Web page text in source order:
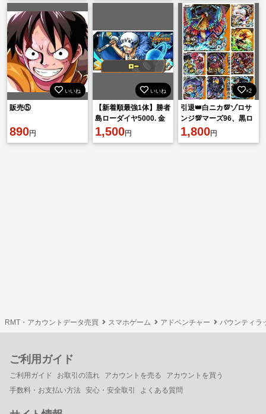
いいね
販売⑤
890円
いいね
【新着順最強1体】勝者
島ローダイヤ5000. 金
欠片1601機種 IOS
1,500円
×2
引退👑白ニカ💯ゾロサ
ンジ💯マーズ96、黒ロ
ジャー！シングル全て
有り✨
1,800円
RMT・アカウントデータ売買 スマホゲーム アドベンチャー バウンティラ
ご利用ガイド
ご利用ガイド お取引の流れ アカウントを売る
アカウントを買う
手数料・お支払い方法 安心・安全取引 よくある質問